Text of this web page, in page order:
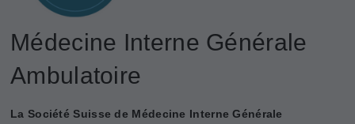
Médecine Interne Générale
Ambulatoire
La Société Suisse de Médecine Interne Générale